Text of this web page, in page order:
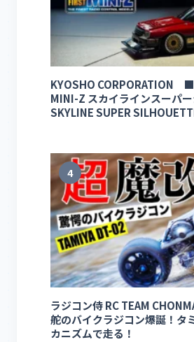
KYOSHO CORPORATION
MINI-Z スカイラインスーパ
SKYLINE SUPER
4
ラジコン侍 RC TEAM
舵のバイクラジコン爆誕！タ
カニズムで走る！